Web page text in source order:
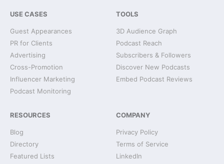
USE CASES
Guest Appearances
PR for Clients
Advertising
Cross-Promotion
Influencer Marketing
Podcast Monitoring
TOOLS
3D Audience Graph
Podcast Reach
Subscribers & Followers
Discover New Podcasts
Embed Podcast Reviews
RESOURCES
Blog
Directory
Featured Lists
COMPANY
Privacy Policy
Terms of Service
LinkedIn